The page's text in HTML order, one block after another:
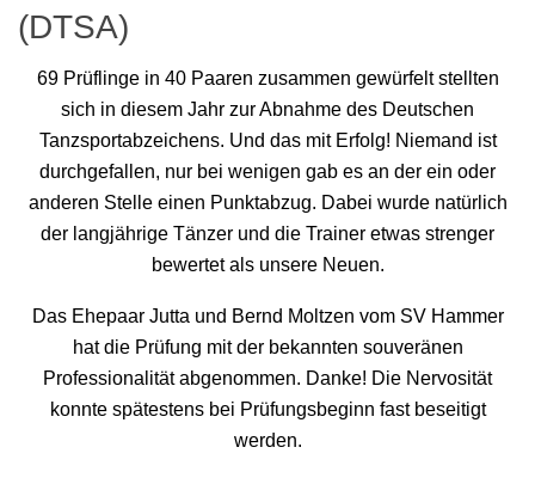
(DTSA)
69 Prüflinge in 40 Paaren zusammen gewürfelt stellten
sich in diesem Jahr zur Abnahme des Deutschen
Tanzsportabzeichens. Und das mit Erfolg! Niemand ist
durchgefallen, nur bei wenigen gab es an der ein oder
anderen Stelle einen Punktabzug. Dabei wurde natürlich
der langjährige Tänzer und die Trainer etwas strenger
bewertet als unsere Neuen.
Das Ehepaar Jutta und Bernd Moltzen vom SV Hammer
hat die Prüfung mit der bekannten souveränen
Professionalität abgenommen. Danke! Die Nervosität
konnte spätestens bei Prüfungsbeginn fast beseitigt
werden.